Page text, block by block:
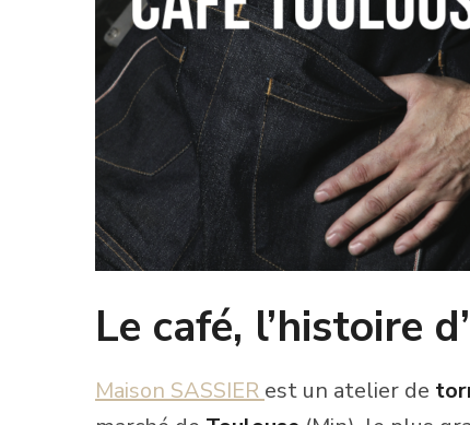
Le café, l’histoire
Maison SASSIER est un atelier de